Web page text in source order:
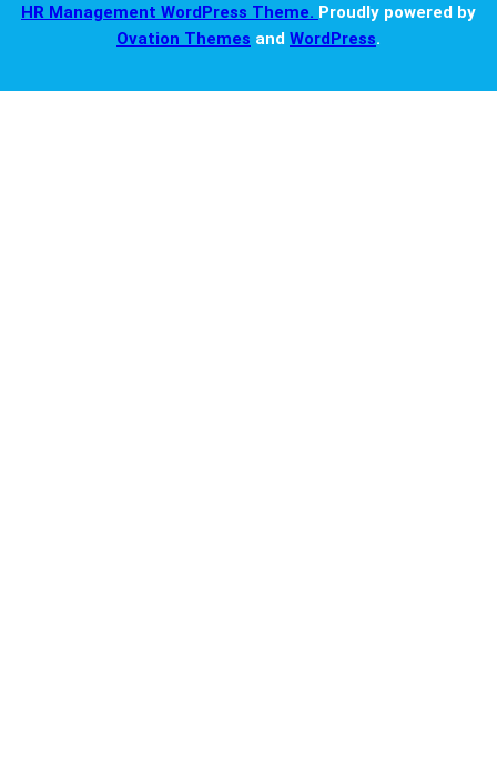
HR Management WordPress Theme. Proudly powered by
Ovation Themes and WordPress.